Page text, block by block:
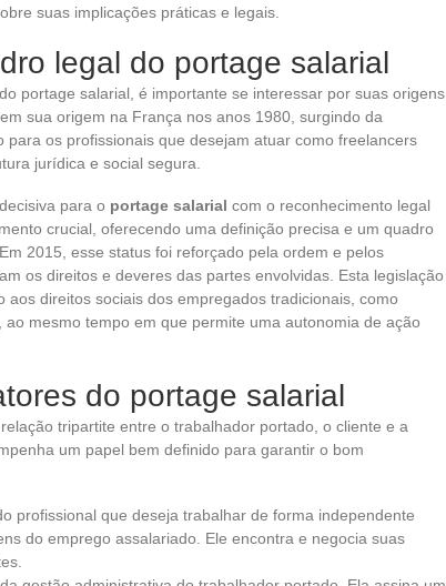
suas implicações práticas e legais.
legal do portage salarial
portage salarial, é importante se interessar por suas origens
sua origem na França nos anos 1980, surgindo da
para os profissionais que desejam atuar como freelancers
jurídica e social segura.
para o portage salarial com o reconhecimento legal
crucial, oferecendo uma definição precisa e um quadro
2015, esse status foi reforçado pela ordem e pelos
os direitos e deveres das partes envolvidas. Esta legislação
direitos sociais dos empregados tradicionais, como
mesmo tempo em que permite uma autonomia de ação
do portage salarial
tripartite entre o trabalhador portado, o cliente e a
um papel bem definido para garantir o bom
profissional que deseja trabalhar de forma independente
do emprego assalariado. Ele encontra e negocia suas